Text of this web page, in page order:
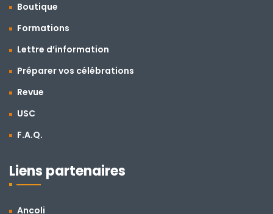
Boutique
Formations
Lettre d’information
Préparer vos célébrations
Revue
USC
F.A.Q.
Liens partenaires
Ancoli